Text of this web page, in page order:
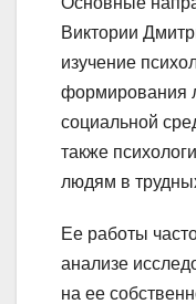
Виктории
изучение
формирования
социальной
также
людям в
Ее работы
анализе
на ее